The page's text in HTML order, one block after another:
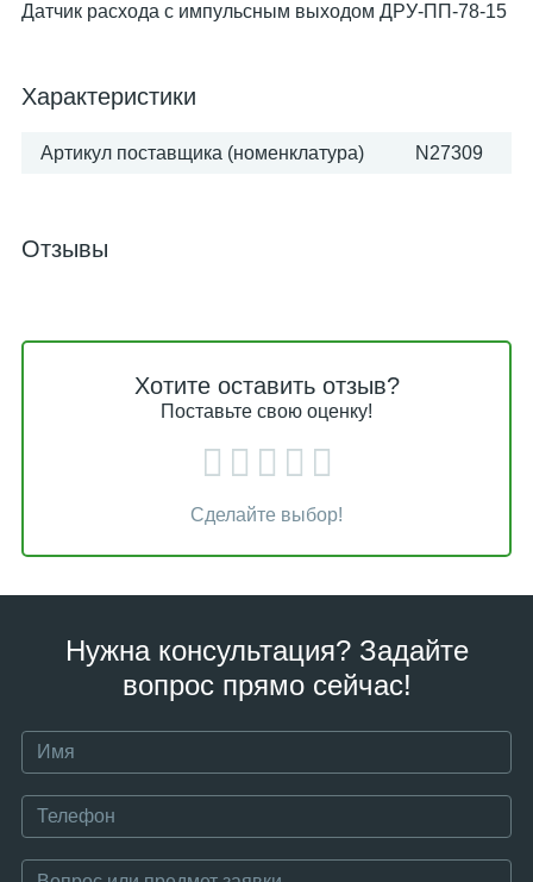
Датчик расхода с импульсным выходом ДРУ-ПП-78-15
Характеристики
Артикул поставщика (номенклатура) N27309
Отзывы
Хотите оставить отзыв?
Поставьте свою оценку!
Сделайте выбор!
Нужна консультация? Задайте
вопрос прямо сейчас!